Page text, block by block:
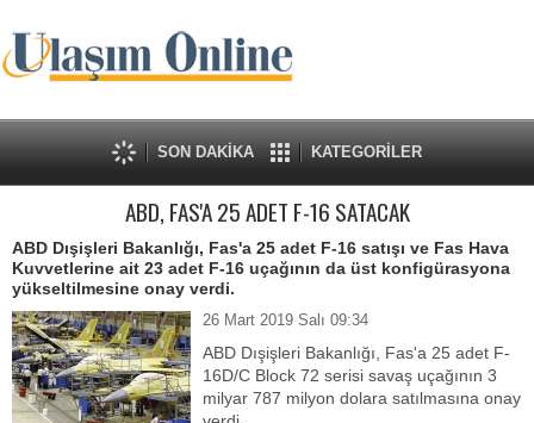
SON DAKİKA KATEGORİLER
ABD, FAS'A 25 ADET F-16 SATACAK
ABD Dışişleri Bakanlığı, Fas'a 25 adet F-16 satışı ve Fas Hava
Kuvvetlerine ait 23 adet F-16 uçağının da üst konfigürasyona
yükseltilmesine onay verdi.
26 Mart 2019 Salı 09:34
ABD Dışişleri Bakanlığı, Fas'a 25 adet F-
16D/C Block 72 serisi savaş uçağının 3
milyar 787 milyon dolara satılmasına onay